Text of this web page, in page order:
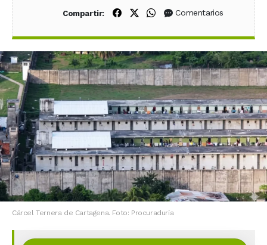
Compartir: Compartir en Facebook
Compartir en X (Twitter)
Compartir en WhatsApp
Comentarios
Cárcel Ternera de Cartagena. Foto: Procuraduría